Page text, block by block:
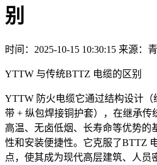
别
时间：2025-10-15 10:30:15 来源：
YTTW 与传统BTTZ 电缆的区别
YTTW 防火电缆它通过结构设计（
带 + 纵包焊接铜护套），在继承传
高温、无卤低烟、长寿命等优势的
性和安装便捷性。它克服了BTTZ
点，使其成为现代高层建筑、人员